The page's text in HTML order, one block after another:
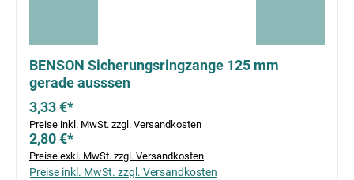
BENSON Sicherungsringzange 125 mm
gerade ausssen
3,33 €*
Preise inkl. MwSt. zzgl. Versandkosten
2,80 €*
Preise exkl. MwSt. zzgl. Versandkosten
Preise inkl. MwSt. zzgl. Versandkosten